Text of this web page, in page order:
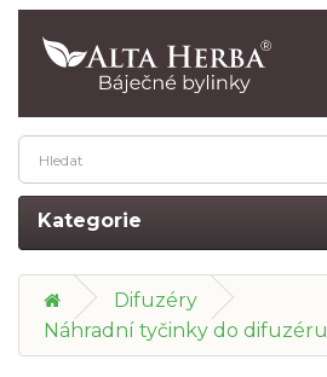
Kategorie
Difuzéry
Náhradní tyčinky do difuzéru